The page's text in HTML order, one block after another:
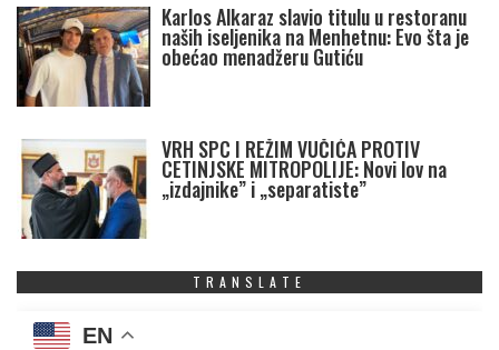
Karlos Alkaraz slavio titulu u restoranu
naših iseljenika na Menhetnu: Evo šta je
obećao menadžeru Gutiću
VRH SPC I REŽIM VUČIĆA PROTIV
CETINJSKE MITROPOLIJE: Novi lov na
„izdajnike” i „separatiste”
TRANSLATE
EN